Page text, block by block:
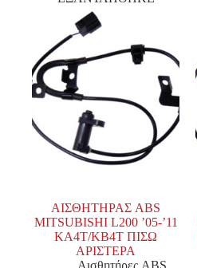
ΑΙΣΘΗΤΗΡΑΣ ABS
MITSUBISHI L200 ’05-’11
KA4T/KB4T ΠΙΣΩ
ΑΡΙΣΤΕΡΑ